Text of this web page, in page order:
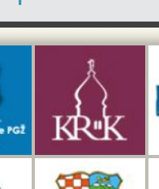
ruta Putovima Frankopana
centar pomorske baštine